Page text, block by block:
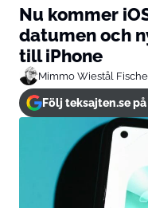
Nu kommer
datumen och
till iPhone
Mimmo Wiestål
Följ teksajten.se